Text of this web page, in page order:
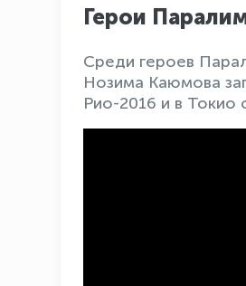
Герои
Среди героев
Нозима Каюмова
Рио-2016 и в Токио